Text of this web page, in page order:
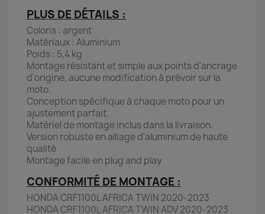
PLUS DE DÉTAILS :
Coloris : argent
Matériaux : Aluminium
Poids : 5,4 kg
Montage résistant et simple aux points d'ancrage
d'origine, aucune modification à prévoir sur la
moto.
Conception spécifique à chaque moto pour un
ajustement parfait.
Matériel de montage inclus dans la livraison.
Version robuste en alliage d'aluminium de haute
qualité
Montage facile en plug and play
CONFORMITÉ DE MONTAGE :
HONDA CRF1100L AFRICA TWIN 2020-2023
HONDA CRF1100L AFRICA TWIN ADV 2020-2023